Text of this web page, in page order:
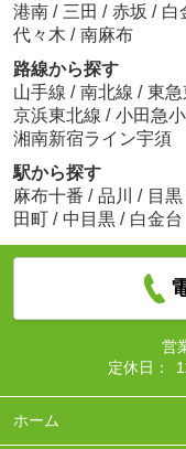
港南 / 三田 / 赤坂 / 白
代々木 / 南麻布
路線から探す
山手線 / 南北線 / 東急
京浜東北線 / 小田急
湘南新宿ライン宇須
駅から探す
麻布十番 / 品川 / 目黒
田町 / 中目黒 / 白金台
営
定休日：
ホーム